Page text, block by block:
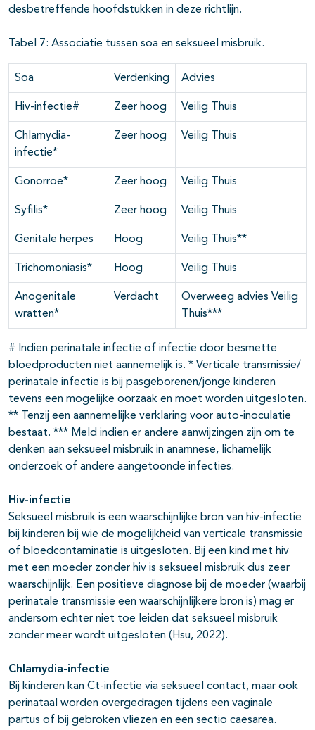
desbetreffende hoofdstukken in deze richtlijn.
Tabel 7: Associatie tussen soa en seksueel misbruik.
Soa Verdenking Advies
Hiv-infectie# Zeer hoog Veilig Thuis
Chlamydia-
infectie*
Zeer hoog Veilig Thuis
Gonorroe* Zeer hoog Veilig Thuis
Syfilis* Zeer hoog Veilig Thuis
Genitale herpes Hoog Veilig Thuis**
Trichomoniasis* Hoog Veilig Thuis
Anogenitale
wratten*
Verdacht
Overweeg advies Veilig
Thuis***
# Indien perinatale infectie of infectie door besmette
bloedproducten niet aannemelijk is. * Verticale transmissie/
perinatale infectie is bij pasgeborenen/jonge kinderen
tevens een mogelijke oorzaak en moet worden uitgesloten.
** Tenzij een aannemelijke verklaring voor auto-inoculatie
bestaat. *** Meld indien er andere aanwijzingen zijn om te
denken aan seksueel misbruik in anamnese, lichamelijk
onderzoek of andere aangetoonde infecties.
Hiv-infectie
Seksueel misbruik is een waarschijnlijke bron van hiv-infectie
bij kinderen bij wie de mogelijkheid van verticale transmissie
of bloedcontaminatie is uitgesloten. Bij een kind met hiv
met een moeder zonder hiv is seksueel misbruik dus zeer
waarschijnlijk. Een positieve diagnose bij de moeder (waarbij
perinatale transmissie een waarschijnlijkere bron is) mag er
andersom echter niet toe leiden dat seksueel misbruik
zonder meer wordt uitgesloten (Hsu, 2022).
Chlamydia-infectie
Bij kinderen kan Ct-infectie via seksueel contact, maar ook
perinataal worden overgedragen tijdens een vaginale
partus of bij gebroken vliezen en een sectio caesarea.